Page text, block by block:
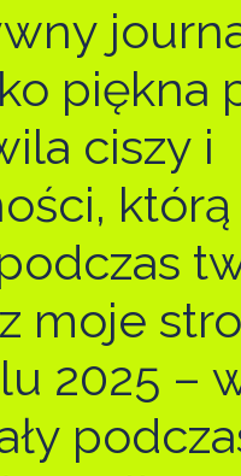
piękna
ciszy i
moje
2025 –